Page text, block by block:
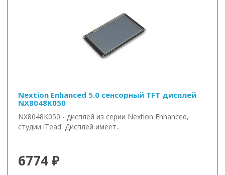
Nextion Enhanced 5.0 сенсорный TFT дисплей
NX8048K050
NX8048K050 - дисплей из серии Nextion Enhanced,
студии iTead. Дисплей имеет..
6774 ₽